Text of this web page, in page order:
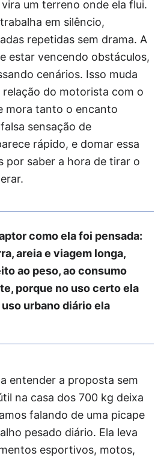
um terreno onde ela flui.
em silêncio,
repetidas sem drama. A
estar vencendo obstáculos,
cenários. Isso muda
do motorista com o
mora tanto o encanto
sensação de
rápido, e domar essa
por saber a hora de tirar o
como ela foi pensada:
areia e viagem longa,
ao peso, ao consumo
porque no uso certo ela
urbano diário ela
entender a proposta sem
na casa dos 700 kg deixa
falando de uma picape
pesado diário. Ela leva
esportivos, motos,